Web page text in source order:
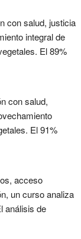
con salud, justicia
integral de
El 89%
con salud,
El 91%
acceso
un curso analiza
análisis de